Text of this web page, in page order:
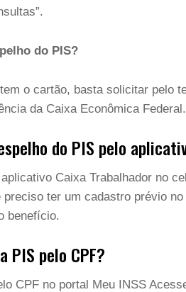
do PIS?
o cartão, basta solicitar pelo
da Caixa Econômica Federal.
do PIS pelo
Caixa Trabalhador no
preciso ter um cadastro prévio
benefício.
PIS pelo CPF?
CPF no portal Meu INSS